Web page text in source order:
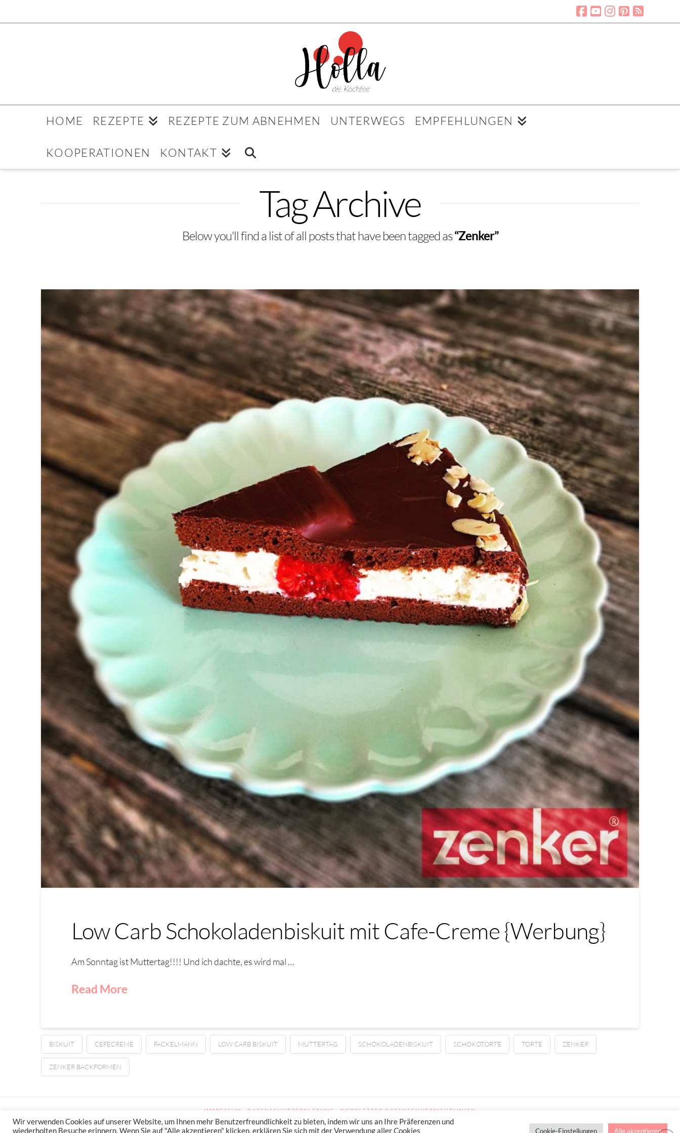
HOME REZEPTE REZEPTE ZUM ABNEHMEN UNTERWEGS EMPFEHLUNGEN
KOOPERATIONEN KONTAKT
Tag Archive
Below you'll find a list of all posts that have been tagged as“Zenker”
Low Carb Schokoladenbiskuit mit Cafe-Creme {Werbung}
Am Sonntag ist Muttertag!!!! Und ich dachte, es wird mal …
Read More
BISKUIT CEFECREME FACKELMANN LOW CARB BISKUIT MUTTERTAG SCHOKOLADENBISKUIT SCHOKOTORTE TORTE ZENKER
ZENKER BACKFORMEN
IMPRESSUM DATENSCHUTZERKLÄRUNG NEWSLETTER DATENSCHUTZRICHTLINIEN
Wir verwenden Cookies auf unserer Website, um Ihnen mehr Benutzerfreundlichkeit zu bieten, indem wir uns an Ihre Präferenzen und
wiederholten Besuche erinnern. Wenn Sie auf "Alle akzeptieren" klicken, erklären Sie sich mit der Verwendung aller Cookies
Cookie-Einstellungen Alle akzeptieren